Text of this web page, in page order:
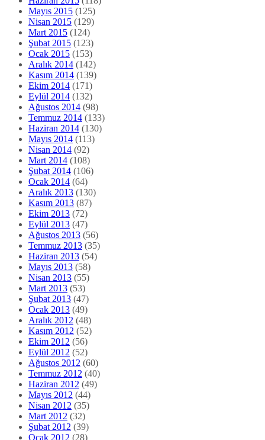
Mayıs 2015 (125)
Nisan 2015 (129)
Mart 2015 (124)
Şubat 2015 (123)
Ocak 2015 (153)
Aralık 2014 (142)
Kasım 2014 (139)
Ekim 2014 (171)
Eylül 2014 (132)
Ağustos 2014 (98)
Temmuz 2014 (133)
Haziran 2014 (130)
Mayıs 2014 (113)
Nisan 2014 (92)
Mart 2014 (108)
Şubat 2014 (106)
Ocak 2014 (64)
Aralık 2013 (130)
Kasım 2013 (87)
Ekim 2013 (72)
Eylül 2013 (47)
Ağustos 2013 (56)
Temmuz 2013 (35)
Haziran 2013 (54)
Mayıs 2013 (58)
Nisan 2013 (55)
Mart 2013 (53)
Şubat 2013 (47)
Ocak 2013 (49)
Aralık 2012 (48)
Kasım 2012 (52)
Ekim 2012 (56)
Eylül 2012 (52)
Ağustos 2012 (60)
Temmuz 2012 (40)
Haziran 2012 (49)
Mayıs 2012 (44)
Nisan 2012 (35)
Mart 2012 (32)
Şubat 2012 (39)
Ocak 2012 (28)